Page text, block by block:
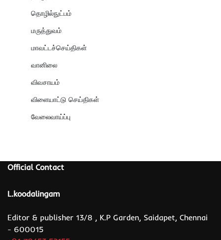
தொழில்நுட்பம்
மருத்துவம்
மாவட்டச்செய்திகள்
வானிலை
விவசாயம்
விளையாட்டு செய்திகள்
வேலைவாய்ப்பு
Official Contact
L.koodalingam
Editor & publisher 13/8 , K.P Garden, Saidapet, Chennai
- 600015